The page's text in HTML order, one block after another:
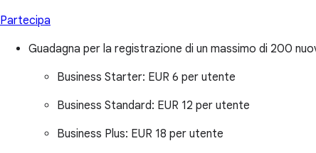
Partecipa
Guadagna per la registrazione di un massimo di 200
Business Starter: EUR 6 per utente
Business Standard: EUR 12 per utente
Business Plus: EUR 18 per utente